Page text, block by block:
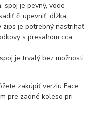
spoj je pevný, vode
či upevniť, dĺžka
zips je potrebný nastrihať
s presahom cca
je trvalý bez možnosti
zakúpiť verziu Face
pre zadné koleso pri